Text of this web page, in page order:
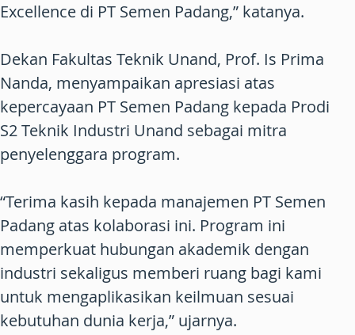
Excellence di PT Semen Padang,” katanya.
Dekan Fakultas Teknik Unand, Prof. Is Prima
Nanda, menyampaikan apresiasi atas
kepercayaan PT Semen Padang kepada Prodi
S2 Teknik Industri Unand sebagai mitra
penyelenggara program.
“Terima kasih kepada manajemen PT Semen
Padang atas kolaborasi ini. Program ini
memperkuat hubungan akademik dengan
industri sekaligus memberi ruang bagi kami
untuk mengaplikasikan keilmuan sesuai
kebutuhan dunia kerja,” ujarnya.